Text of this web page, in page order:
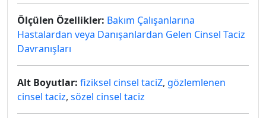
Ölçülen Özellikler: Bakım Çalışanlarına
Hastalardan veya Danışanlardan Gelen Cinsel Taciz
Davranışları
Alt Boyutlar: fiziksel cinsel taciZ, gözlemlenen
cinsel taciz, sözel cinsel taciz